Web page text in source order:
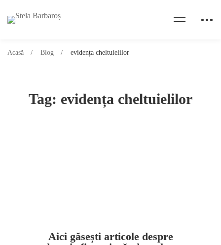
Tag: evidența cheltuielilor
Acasă Blog evidența cheltuielilor
Aici găsești articole despre